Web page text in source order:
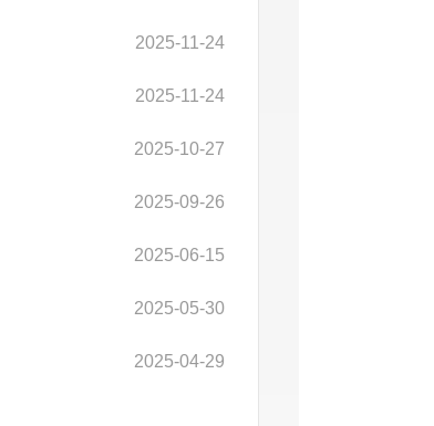
2025-11-24
2025-11-24
2025-10-27
2025-09-26
2025-06-15
2025-05-30
2025-04-29